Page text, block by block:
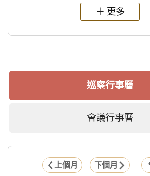
過世後，總統府於89
繼續留住
更多
巡察行事曆
會議行事曆
上個月 下個月